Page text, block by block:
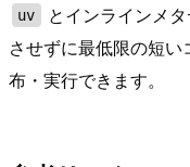
uv
とインラインメ
させずに最低限の短
布・実行できます。